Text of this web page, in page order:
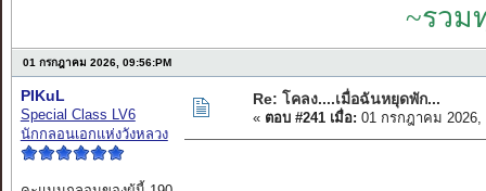
~รวม
01 กรกฎาคม 2026, 09:56:PM
PIKuL
Special Class LV6
นักกลอนเอกแห่งวังหลวง
Re: โคลง....เมื่อฉันหยุดพัก...
« ตอบ #241 เมื่อ: 01 กรกฎาคม 2026,